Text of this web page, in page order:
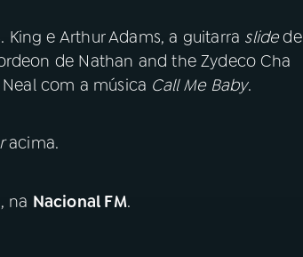
e Arthur Adams, a guitarra slidede
de Nathan and the Zydeco Cha
com a música Call Me Baby.
acima.
na Nacional FM.